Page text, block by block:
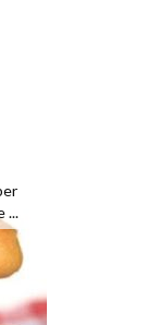
...